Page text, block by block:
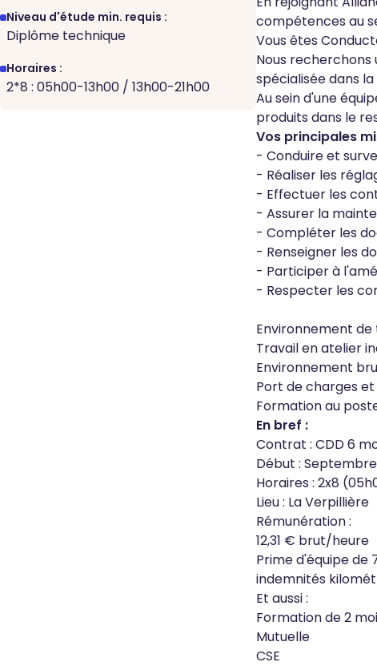
Niveau d'étude min. requis :
Diplôme technique
Horaires :
2*8 : 05h00-13h00 / 13h00-21h00
compétences au
Vous êtes
Nous
spécialisée dans
Au sein d'une
produits dans le
Vos principales
- Conduire et
- Réaliser les
- Effectuer les
- Assurer la
- Compléter les
- Renseigner les
- Participer à
- Respecter les
Environnement de
Travail en atelier
Environnement
Port de charges
Formation au
En bref :
Contrat : CDD 6
Début :
Horaires : 2x8
Lieu : La Verpillière
Rémunération :
12,31 € brut/heure
Prime d'équipe
indemnités
Et aussi :
Formation de 2
Mutuelle
CSE